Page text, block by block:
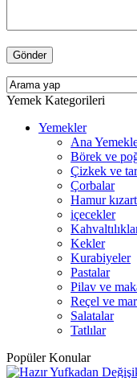
Yemek Kategorileri
Yemekler
Ana
Börek ve
Çizkek ve
Çorbalar
Hamur
içecekler
Kekler
Kurabiyeler
Pastalar
Pilav ve
Reçel ve
Salatalar
Tatlılar
Popüler Konular